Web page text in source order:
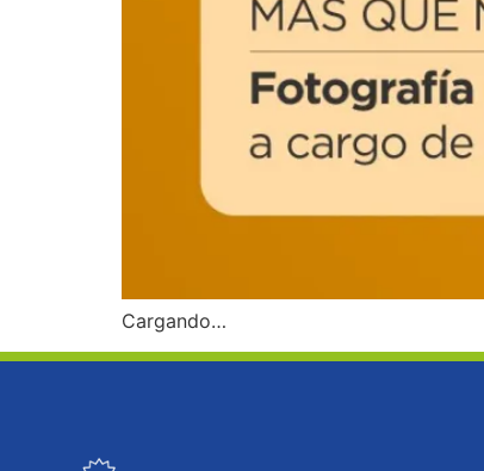
Cargando…